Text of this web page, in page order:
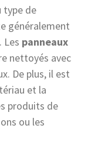
type de
généralement
Les panneaux
nettoyés avec
De plus, il est
et la
produits de
ou les